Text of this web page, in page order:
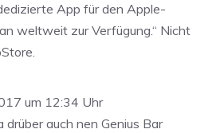
App für den Apple-
weltweit zur Verfügung.“ Nicht
um 12:34 Uhr
drüber auch nen Genius Bar